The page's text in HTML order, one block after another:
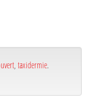
taxidermie.